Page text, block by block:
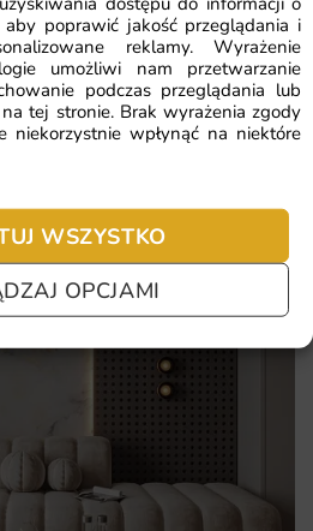
aby poprawić jakość przeglądania i
reklamy. Wyrażenie
umożliwi nam przetwarzanie
podczas przeglądania lub
tej stronie. Brak wyrażenia zgody
niekorzystnie wpłynąć na niektóre
WSZYSTKO
OPCJAMI
dostosowania wymiarów do
przestrzeni – od klubów po
przy każdym zakupie. Ale jeżeli
najczęściej zadawane pytania.